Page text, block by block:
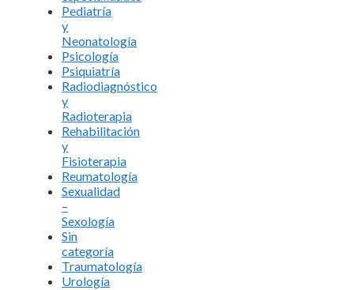
Pediatría
y
Neonatología
Psicología
Psiquiatría
Radiodiagnóstico
y
Radioterapia
Rehabilitación
y
Fisioterapia
Reumatología
Sexualidad
–
Sexología
Sin
categoría
Traumatología
Urología